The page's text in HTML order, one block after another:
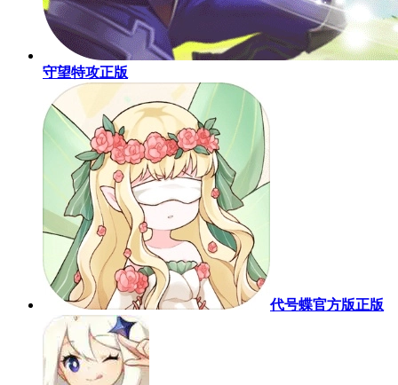
守望特攻正版
代号蝶官方版正版